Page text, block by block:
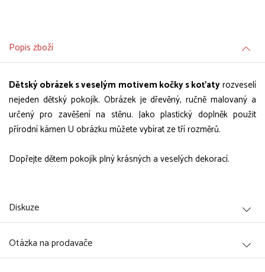
Popis zboží
Dětský obrázek s veselým motivem kočky s koťatyrozveselí
nejeden dětský pokojík. Obrázek je dřevěný, ručně malovaný a
určený pro zavěšení na stěnu. Jako plastický doplněk použit
přírodní kámen U obrázku můžete vybírat ze tří rozměrů.
Dopřejte dětem pokojík plný krásných a veselých dekorací.
Diskuze
Otázka na prodavače